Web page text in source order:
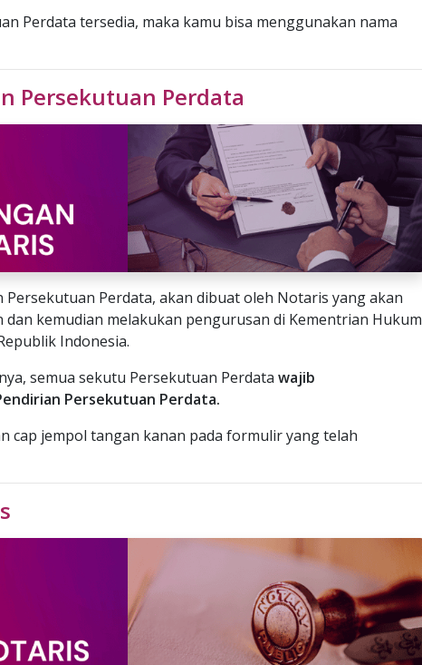
Perdata tersedia, maka kamu bisa menggunakan nama
Persekutuan Perdata
Persekutuan Perdata, akan dibuat oleh Notaris yang akan
dan kemudian melakukan pengurusan di Kementrian Hukum
Indonesia.
semua sekutu Persekutuan Perdata wajib
Persekutuan Perdata.
cap jempol tangan kanan pada formulir yang telah